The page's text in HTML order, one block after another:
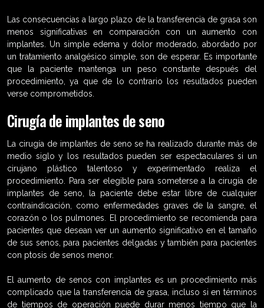
Las consecuencias a largo plazo de la transferencia de grasa son
menos significativas en comparación con un aumento con
implantes. Un simple edema y dolor moderado, abordado por
un tratamiento analgésico simple, son de esperar. Es importante
que la paciente mantenga un peso constante después del
procedimiento, ya que de lo contrario los resultados pueden
verse comprometidos.
Cirugía de implantes de seno
La cirugía de implantes de seno se ha realizado durante más de
medio siglo y los resultados pueden ser espectaculares si un
cirujano plástico talentoso y experimentado realiza el
procedimiento. Para ser elegible para someterse a la cirugía de
implantes de seno, la paciente debe estar libre de cualquier
contraindicación, como enfermedades graves de la sangre, el
corazón o los pulmones. El procedimiento se recomienda para
pacientes que desean ver un aumento significativo en el tamaño
de sus senos, para pacientes delgadas y también para pacientes
con ptosis de senos menor.
El aumento de senos con implantes es un procedimiento más
complicado que la transferencia de grasa, incluso si en términos
de tiempos de operación puede durar menos tiempo que la